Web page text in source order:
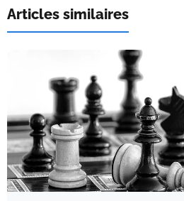
Articles similaires